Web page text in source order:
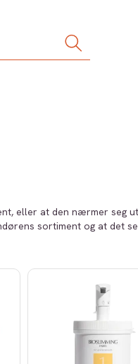
eller at den nærmer seg
sortiment og at det